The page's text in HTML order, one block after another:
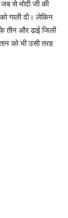
से मोदी जी की
गाली दी। लेकिन
तीन और ढाई जिलों
को भी उसी तरह